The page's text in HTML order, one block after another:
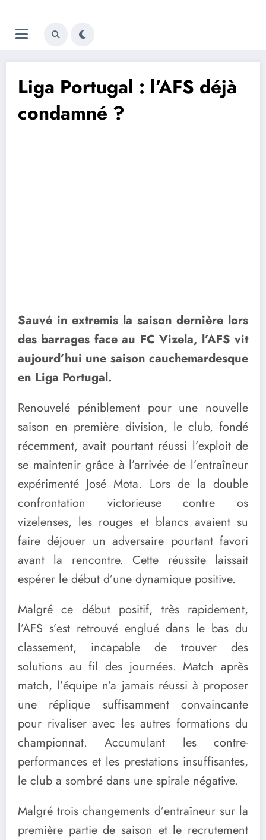
au
contenu
Trivela
L'actualité du football
Liga Portugal : l’AFS déjà
condamné ?
Sauvé in extremis la saison dernière lors
des barrages face au FC Vizela, l’AFS vit
aujourd’hui une saison cauchemardesque
en Liga Portugal.
Renouvelé péniblement pour une nouvelle
saison en première division, le club, fondé
récemment, avait pourtant réussi l’exploit de
se maintenir grâce à l’arrivée de l’entraîneur
expérimenté José Mota. Lors de la double
confrontation victorieuse contre os
vizelenses, les rouges et blancs avaient su
faire déjouer un adversaire pourtant favori
avant la rencontre. Cette réussite laissait
espérer le début d’une dynamique positive.
Malgré ce début positif, très rapidement,
l’AFS s’est retrouvé englué dans le bas du
classement, incapable de trouver des
solutions au fil des journées. Match après
match, l’équipe n’a jamais réussi à proposer
une réplique suffisamment convaincante
pour rivaliser avec les autres formations du
championnat. Accumulant les contre-
performances et les prestations insuffisantes,
le club a sombré dans une spirale négative.
Malgré trois changements d’entraîneur sur la
première partie de saison et le recrutement